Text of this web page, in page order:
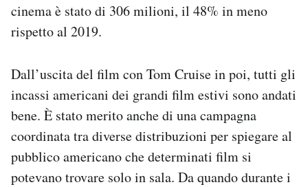
cinema è stato di 306 milioni, il 48% in meno
rispetto al 2019.
Dall’uscita del film con Tom Cruise in poi, tutti gli
incassi americani dei grandi film estivi sono andati
bene. È stato merito anche di una campagna
coordinata tra diverse distribuzioni per spiegare al
pubblico americano che determinati film si
potevano trovare solo in sala. Da quando durante i